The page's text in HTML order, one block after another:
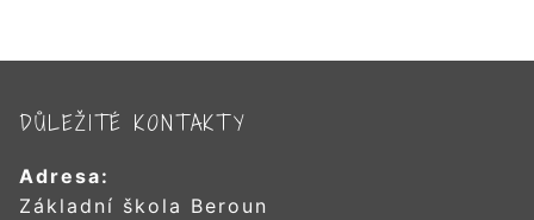
DŮLEŽITÉ KONTAKTY
Adresa:
Základní škola Beroun